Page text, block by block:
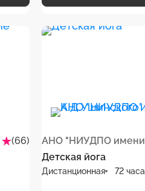
(66)
Детская йога
Дистанционная 72 часа